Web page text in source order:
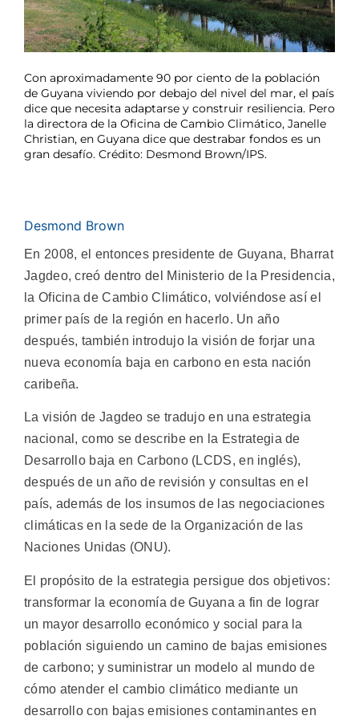
Con aproximadamente 90 por ciento de la población
de Guyana viviendo por debajo del nivel del mar, el país
dice que necesita adaptarse y construir resiliencia. Pero
la directora de la Oficina de Cambio Climático, Janelle
Christian, en Guyana dice que destrabar fondos es un
gran desafío. Crédito: Desmond Brown/IPS.
Desmond Brown
En 2008, el entonces presidente de Guyana, Bharrat
Jagdeo, creó dentro del Ministerio de la Presidencia,
la Oficina de Cambio Climático, volviéndose así el
primer país de la región en hacerlo. Un año
después, también introdujo la visión de forjar una
nueva economía baja en carbono en esta nación
caribeña.
La visión de Jagdeo se tradujo en una estrategia
nacional, como se describe en la Estrategia de
Desarrollo baja en Carbono (LCDS, en inglés),
después de un año de revisión y consultas en el
país, además de los insumos de las negociaciones
climáticas en la sede de la Organización de las
Naciones Unidas (ONU).
El propósito de la estrategia persigue dos objetivos:
transformar la economía de Guyana a fin de lograr
un mayor desarrollo económico y social para la
población siguiendo un camino de bajas emisiones
de carbono; y suministrar un modelo al mundo de
cómo atender el cambio climático mediante un
desarrollo con bajas emisiones contaminantes en